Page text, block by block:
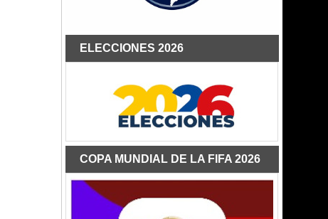
ELECCIONES 2026
COPA MUNDIAL DE LA FIFA 2026